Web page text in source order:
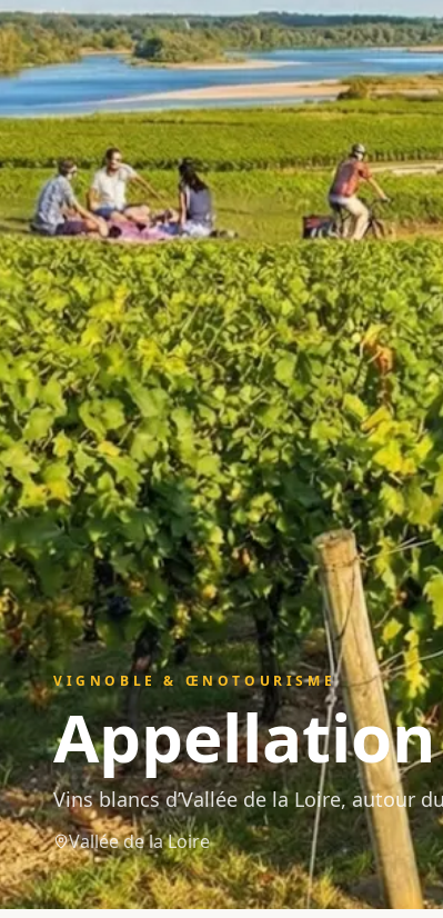
VIGNOBLE & ŒNOTOURISME
Vins blancs d’Vallée de la Loire, autour
Vallée de la Loire